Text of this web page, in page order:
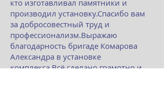
кто изготавливал памятники и
производил установку.Спасибо вам
за добросовестный труд и
профессионализм.Выражаю
благодарность бригаде Комарова
Александра в установке
комплекса.Всё сделано грамотно и